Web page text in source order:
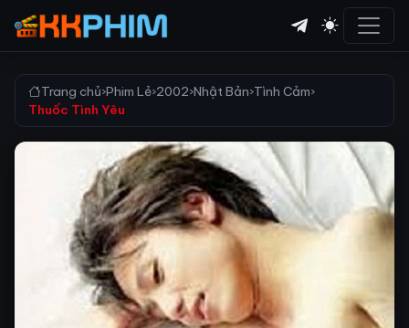
Trang chủ›Phim Lẻ›2002›Nhật Bản›Tình Cảm›
Thuốc Tình Yêu